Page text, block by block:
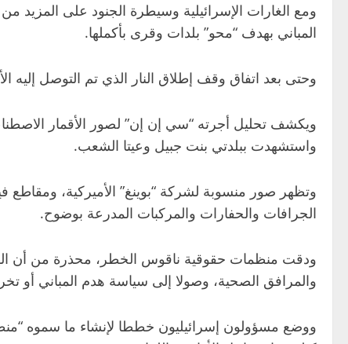
ومع الغارات الإسرائيلية وسيطرة الجنود على
المباني بهدف “محو” بلدات وقرى بأكملها.
وحتى بعد اتفاق وقف إطلاق النار الذي تم التوصل إليه
ويكشف تحليل أجرته “سي إن إن” لصور الأقمار
واستشهدت ببلدتي بنت جبيل وعيتا الشعب.
الجرافات والحفارات والمركبات المدرعة بوضوح.
ودقت منظمات حقوقية ناقوس الخطر، محذرة من أن
والمرافق الصحية، وصولا إلى سياسة هدم المباني أو